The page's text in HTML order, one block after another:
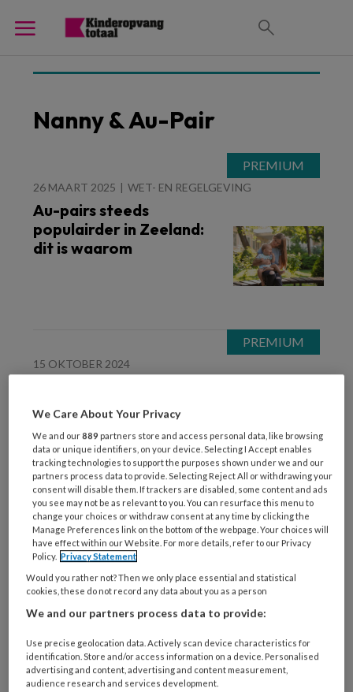
Nanny & Au-Pair
26 MAART 2025 WET- EN REGELGEVING
Au-pairs steeds
populairder in Zeeland:
dit is waarom
15 OKTOBER 2024
uitbuiting?
2 MEI 2024 WET- EN REGELGEVING
Zijn au pairs een
aanwinst voor de
kinderopvangsector of
niet?
We Care About Your Privacy
We and our889 partners store and access personal data, like browsing
data or unique identifiers, on your device. Selecting I Accept enables
tracking technologies to support the purposes shown under we and our
partners process data to provide. Selecting Reject All or withdrawing your
consent will disable them. If trackers are disabled, some content and ads
you see may not be as relevant to you. You can resurface this menu to
change your choices or withdraw consent at any time by clicking the
Manage Preferences link on the bottom of the webpage. Your choices will
have effect within our Website. For more details, refer to our Privacy
Policy. Privacy Statement
Would you rather not? Then we only place essential and statistical
cookies, these do not record any data about you as a person
We and our partners process data to provide:
Use precise geolocation data. Actively scan device characteristics for
identification. Store and/or access information on a device. Personalised
advertising and content, advertising and content measurement,
audience research and services development.